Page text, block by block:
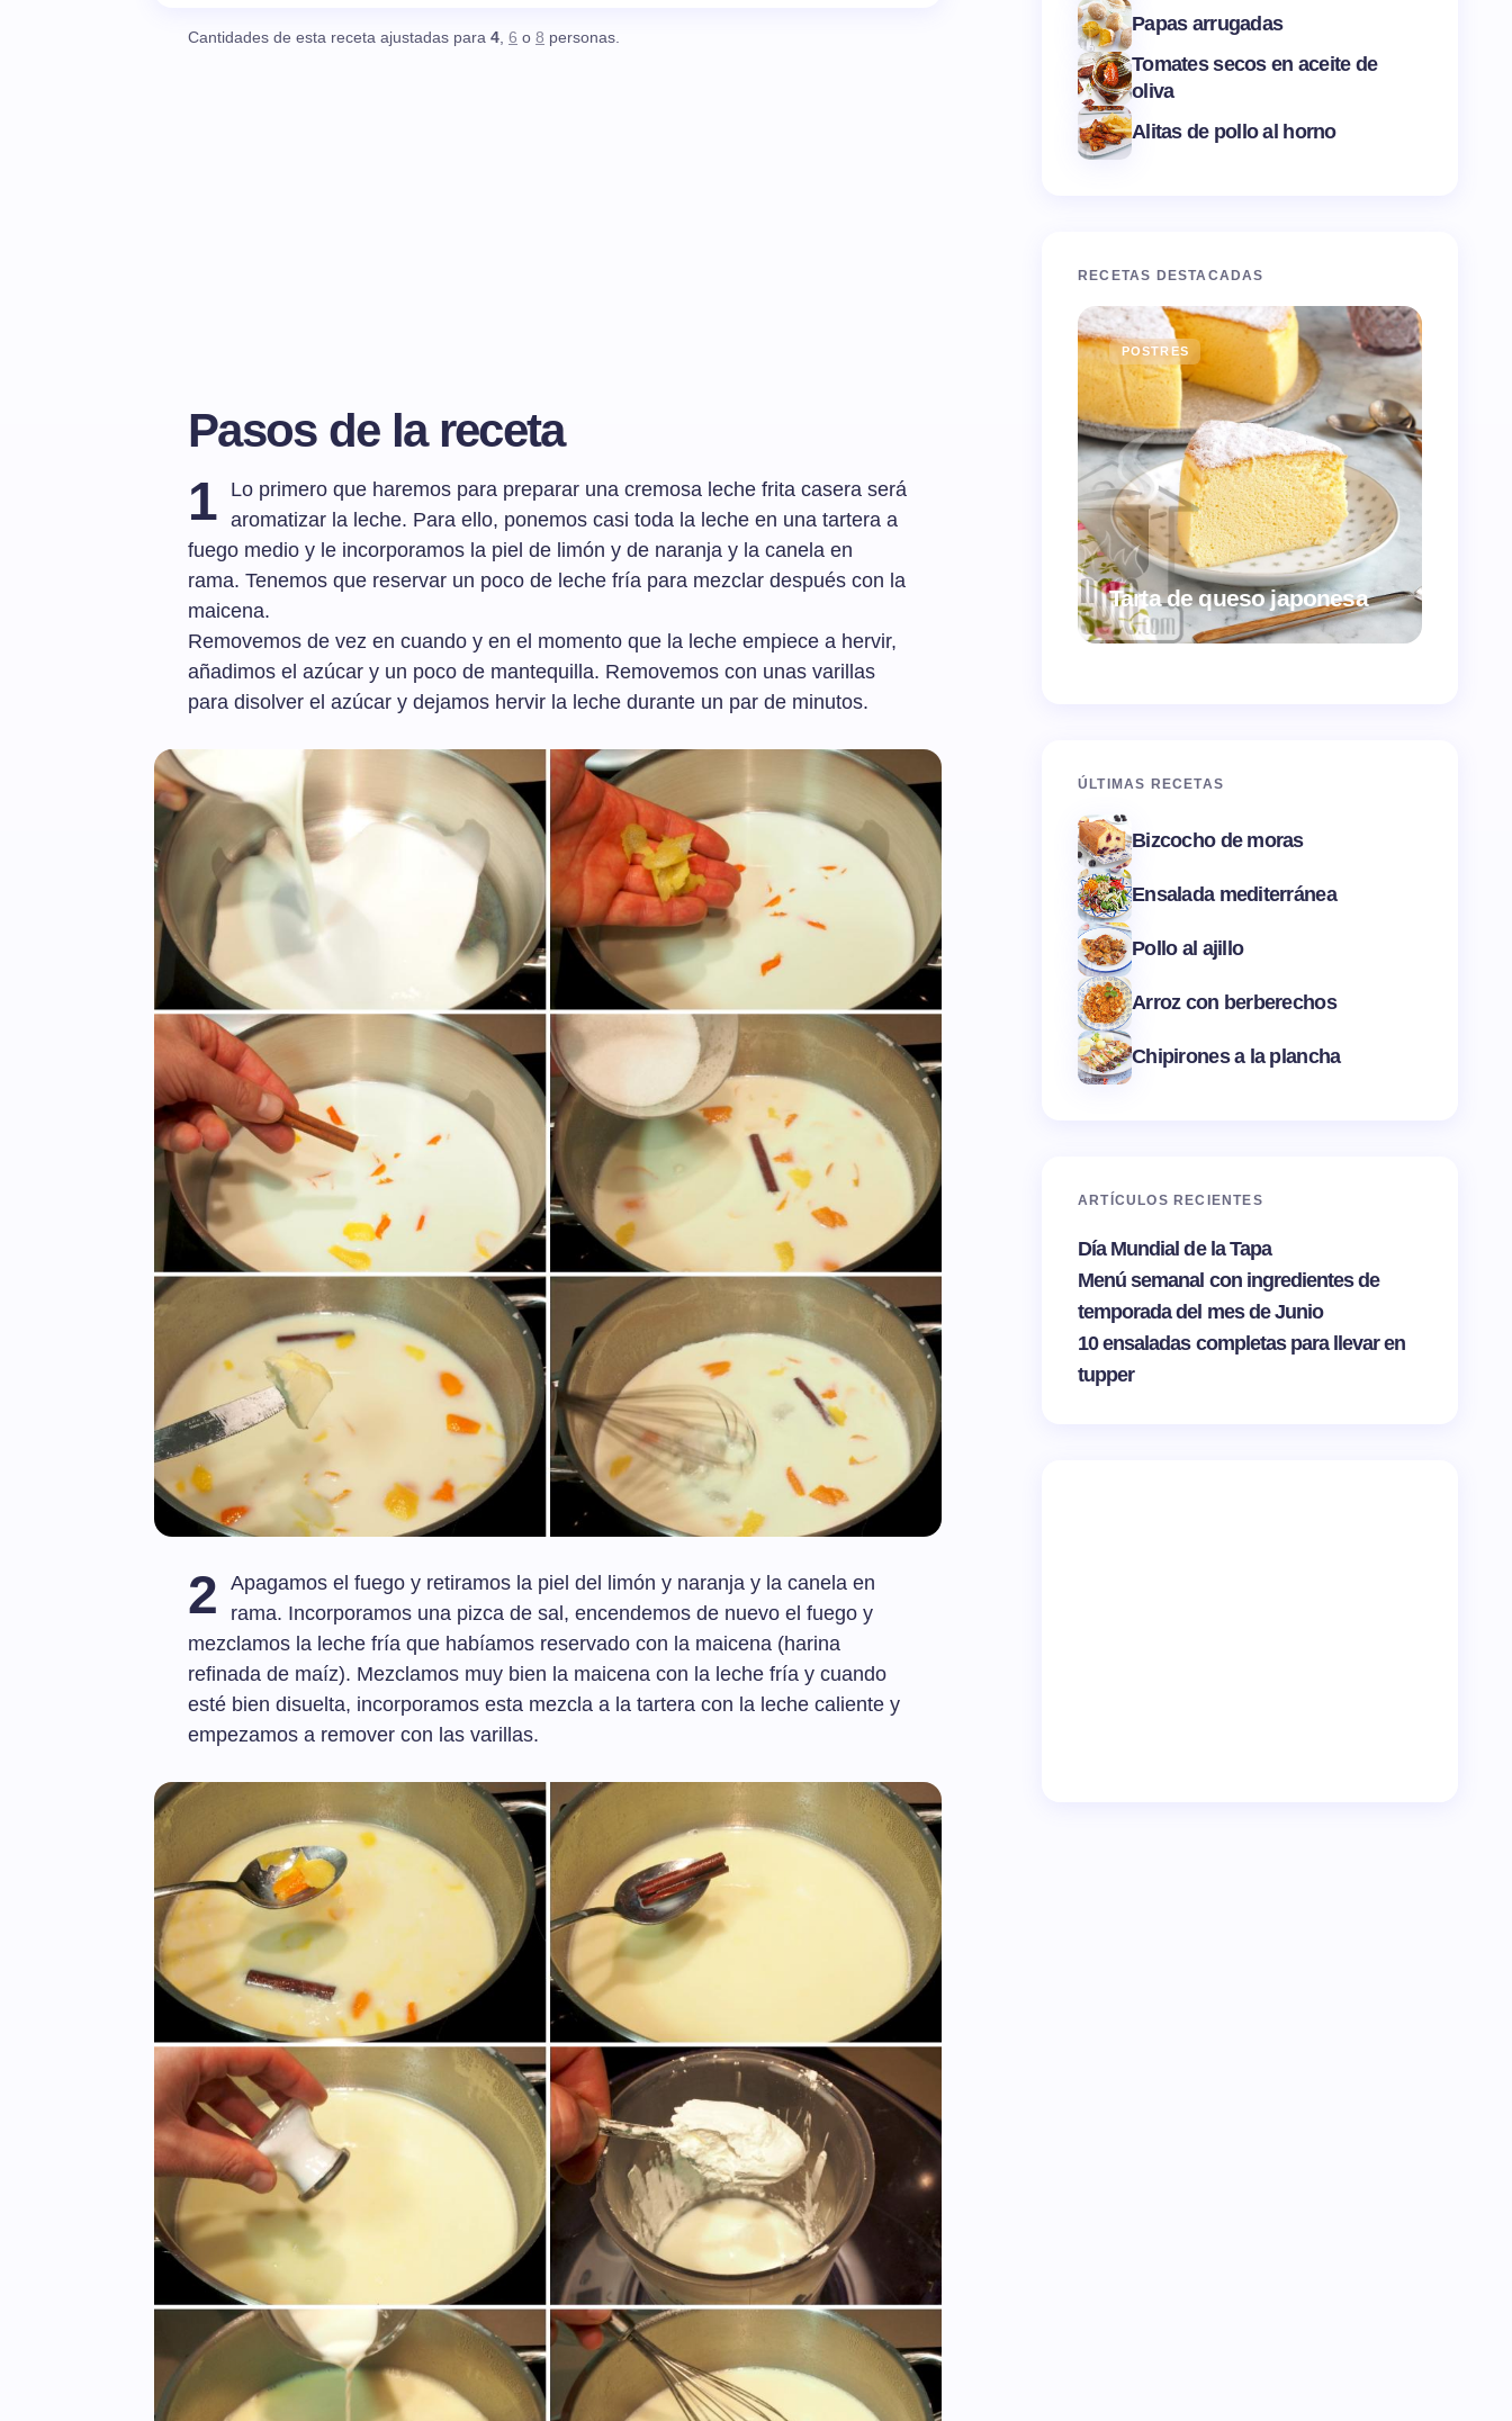
Cantidades de esta receta ajustadas para 4, 6 o 8 personas.
Pasos de la receta
1
Lo primero que haremos para preparar una cremosa leche frita casera será
aromatizar la leche. Para ello, ponemos casi toda la leche en una tartera a
fuego medio y le incorporamos la piel de limón y de naranja y la canela en
rama. Tenemos que reservar un poco de leche fría para mezclar después con la
maicena.
Removemos de vez en cuando y en el momento que la leche empiece a hervir,
añadimos el azúcar y un poco de mantequilla. Removemos con unas varillas
para disolver el azúcar y dejamos hervir la leche durante un par de minutos.
2
Apagamos el fuego y retiramos la piel del limón y naranja y la canela en
rama. Incorporamos una pizca de sal, encendemos de nuevo el fuego y
mezclamos la leche fría que habíamos reservado con la maicena (harina
refinada de maíz). Mezclamos muy bien la maicena con la leche fría y cuando
esté bien disuelta, incorporamos esta mezcla a la tartera con la leche caliente y
empezamos a remover con las varillas.
Papas arrugadas
Tomates secos en aceite de
oliva
Alitas de pollo al horno
RECETAS DESTACADAS
POSTRES
Tarta de queso japonesa
ÚLTIMAS RECETAS
Bizcocho de moras
Ensalada mediterránea
Pollo al ajillo
Arroz con berberechos
Chipirones a la plancha
ARTÍCULOS RECIENTES
Día Mundial de la Tapa
Menú semanal con ingredientes de
temporada del mes de Junio
10 ensaladas completas para llevar en
tupper